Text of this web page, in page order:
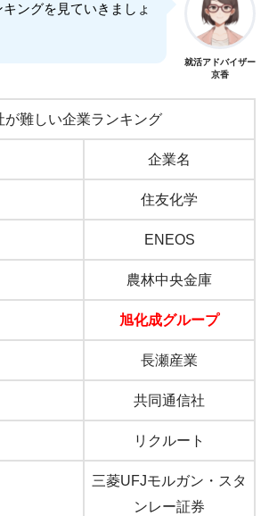
ングを見ていきましょ
就活アドバイザー
京香
が難しい企業ランキング
企業名
住友化学
ENEOS
農林中央金庫
旭化成グループ
長瀬産業
共同通信社
リクルート
三菱UFJモルガン・スタ
ンレー証券